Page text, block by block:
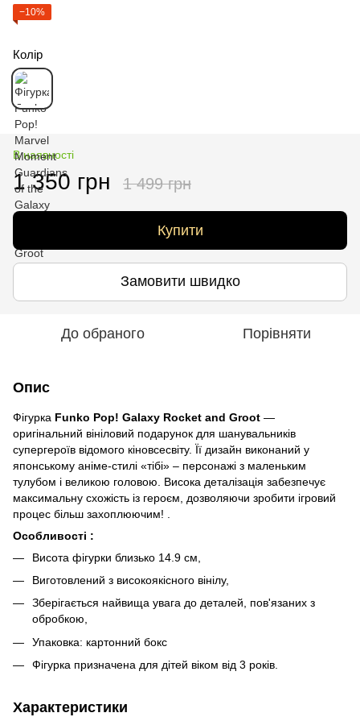
−10%
Колір
В наявності
1 350 грн 1 499 грн
Купити
Замовити швидко
До обраного Порівняти
Опис
Фігурка Funko Pop! Galaxy Rocket and Groot —
оригінальний вініловий подарунок для шанувальників
супергероїв відомого кіновсесвіту. Її дизайн виконаний у
японському аніме-стилі «тібі» – персонажі з маленьким
тулубом і великою головою. Висока деталізація забезпечує
максимальну схожість із героєм, дозволяючи зробити ігровий
процес більш захоплюючим! .
Особливості :
Висота фігурки близько 14.9 см,
Виготовлений з високоякісного вінілу,
Зберігається найвища увага до деталей, пов'язаних з
обробкою,
Упаковка: картонний бокс
Фігурка призначена для дітей віком від 3 років.
Характеристики